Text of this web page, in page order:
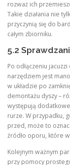
rozważ ich
Takie działania nie
przyczynią się do
całym zbiorniku.
5.2
Po odłączeniu
narzędziem jest
w układzie po
demontażu dyszy –
występują
rurze. W przypadku,
przed, może to
źródło oporu, które
Kolejnym ważnym
przy pomocy